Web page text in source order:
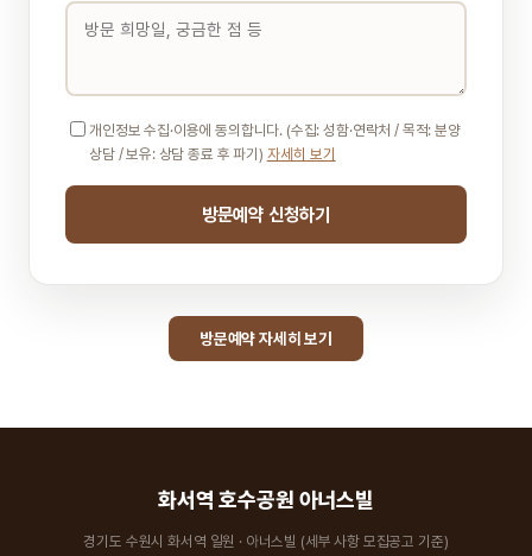
개인정보 수집·이용에 동의합니다. (수집: 성함·연락처 / 목적: 분양
상담 / 보유: 상담 종료 후 파기) 자세히 보기
방문예약 신청하기
방문예약 자세히 보기
화서역 호수공원 아너스빌
경기도 수원시 화서역 일원 · 아너스빌 (세부 사항 모집공고 기준)